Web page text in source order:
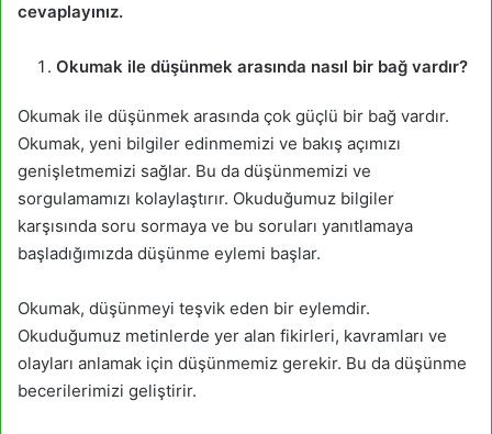
cevaplayınız.
Okumak ile düşünmek arasında nasıl bir bağ vardır?
Okumak ile düşünmek arasında çok güçlü bir bağ vardır.
Okumak, yeni bilgiler edinmemizi ve bakış açımızı
genişletmemizi sağlar. Bu da düşünmemizi ve
sorgulamamızı kolaylaştırır. Okuduğumuz bilgiler
karşısında soru sormaya ve bu soruları yanıtlamaya
başladığımızda düşünme eylemi başlar.
Okumak, düşünmeyi teşvik eden bir eylemdir.
Okuduğumuz metinlerde yer alan fikirleri, kavramları ve
olayları anlamak için düşünmemiz gerekir. Bu da düşünme
becerilerimizi geliştirir.